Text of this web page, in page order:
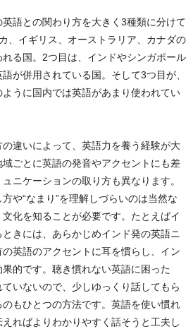
語との関わり方を大きく3種類に分けて
、イギリス、オーストラリア、カナダの
る国。2つ目は、インドやシンガポール
が併用されている国。そして3つ目が、
うに国内では英語があまり使われてい
違いによって、英語力を養う経験が大
ごとに英語の発音やアクセントにも差
ニケーションの取り方も異なります。
や“なまり”を理解しづらいのは当然な
化を知ることが必要です。たとえばイ
きには、あらかじめインド発の英語ニ
英語のアクセントに耳を慣らし、イン
果的です。聴き慣れない英語に困った
いないので、少しゆっくり話してもら
もひとつの方法です。英語を使い慣れ
ればよりわかりやすく話そうと工夫し